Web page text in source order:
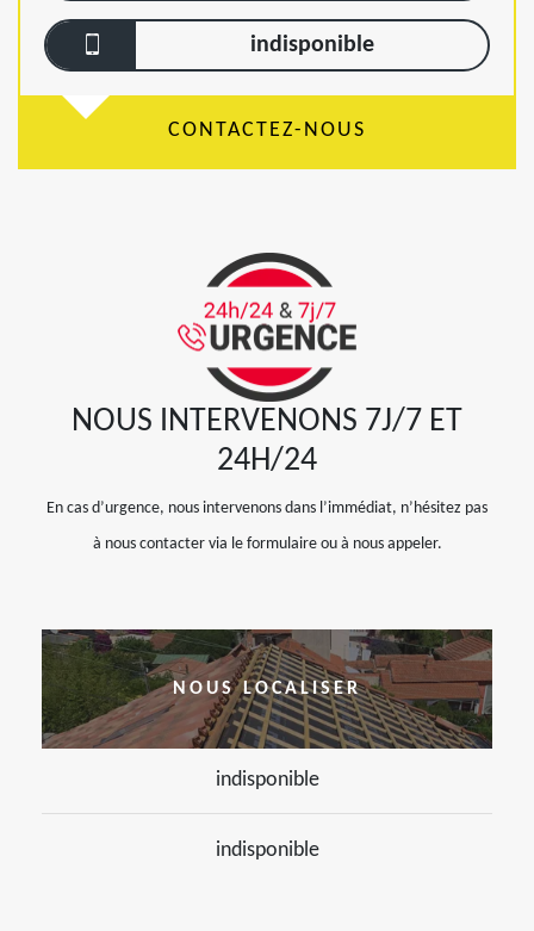
indisponible
CONTACTEZ-NOUS
NOUS INTERVENONS 7J/7 ET
24H/24
En cas d’urgence, nous intervenons dans l’immédiat, n’hésitez pas
à nous contacter via le formulaire ou à nous appeler.
NOUS LOCALISER
indisponible
indisponible